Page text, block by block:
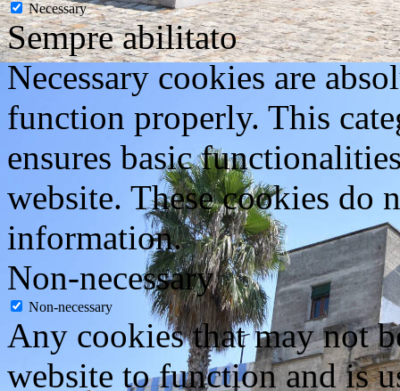
Necessary
Sempre abilitato
Necessary cookies are
function properly. This
ensures basic
website. These cookies do
information.
Non-necessary
Non-necessary
Any cookies that may not
website to function and is